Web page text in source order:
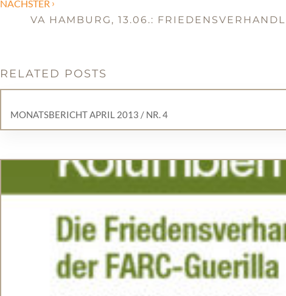
NÄCHSTER ›
VA HAMBURG, 13.06.:
RELATED POSTS
MONATSBERICHT APRIL 2013 / NR. 4